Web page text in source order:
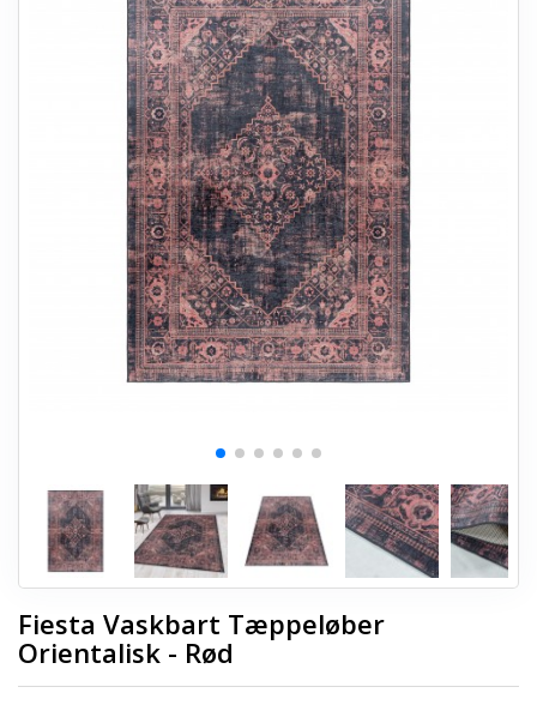
KONTORMØBLER
ENTREMØBLER
SPAR PENGE PÅ UDVALGTE VARER
Fiesta Vaskbart Tæppeløber
Orientalisk - Rød